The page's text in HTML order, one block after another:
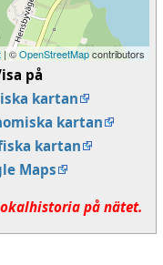
| ©OpenStreetMapcontributors
på
kartan
kartan
kartan
Maps
på nätet.